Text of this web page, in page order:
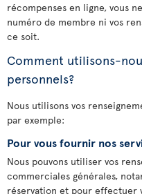
récompenses en ligne, vous
numéro de membre ni vos
ce soit.
Comment utilisons-
personnels?
Nous utilisons vos
par exemple:
Pour vous fournir nos
Nous pouvons utiliser vos
commerciales générales,
réservation et pour effectuer